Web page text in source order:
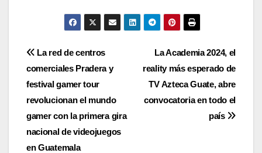
Navegación
de
entradas
La Academia 2024, el
reality más esperado de
TV Azteca Guate, abre
convocatoria en todo el
país
La red de centros
comerciales Pradera y
festival gamer tour
revolucionan el mundo
gamer con la primera gira
nacional de videojuegos
en Guatemala